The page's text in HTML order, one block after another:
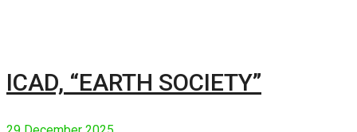
ICAD, “EARTH SOCIETY”